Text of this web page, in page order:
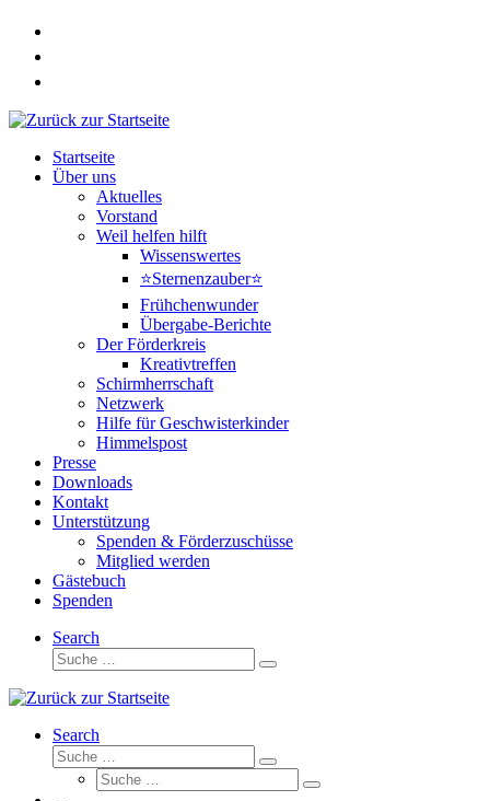
Zum
springen
Startseite
Über uns
Aktuelles
Vorstand
Weil helfen hilft
Wissenswertes
⭐Sternenzauber⭐
Frühchenwunder
Übergabe-Berichte
Der Förderkreis
Kreativtreffen
Schirmherrschaft
Netzwerk
Hilfe für Geschwisterkinder
Himmelspost
Presse
Downloads
Kontakt
Unterstützung
Spenden & Förderzuschüsse
Mitglied werden
Gästebuch
Spenden
Search
Suche
Suche
Search
Suche
Suche
Suche
Suche